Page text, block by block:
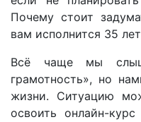
Почему стоит
вам исполнится 35
Всё чаще мы
грамотность», но
жизни. Ситуацию
освоить онлайн-курс